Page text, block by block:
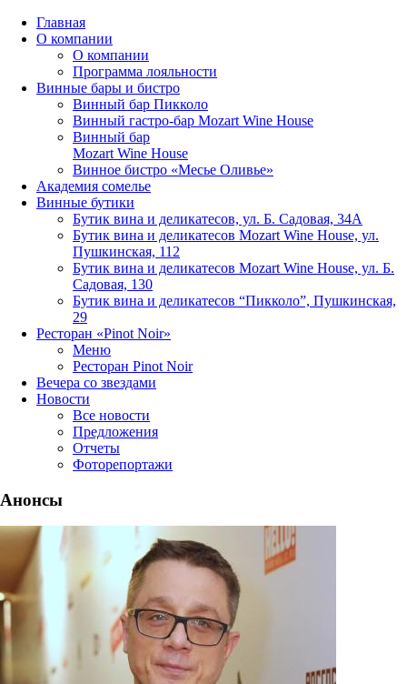
Главная
О компании
О компании
Программа лояльности
Винные бары и бистро
Винный бар Пикколо
Винный гастро-бар Mozart Wine House
Винный бар
Mozart Wine House
Винное бистро «Месье Оливье»
Академия сомелье
Винные бутики
Бутик вина и деликатесов, ул. Б. Садовая, 34А
Бутик вина и деликатесов Mozart Wine House, ул.
Пушкинская, 112
Бутик вина и деликатесов Mozart Wine House, ул. Б.
Садовая, 130
Бутик вина и деликатесов “Пикколо”, Пушкинская,
29
Ресторан «Pinot Noir»
Меню
Ресторан Pinot Noir
Вечера со звездами
Новости
Все новости
Предложения
Отчеты
Фоторепортажи
Анонсы